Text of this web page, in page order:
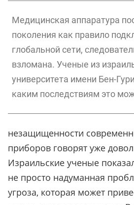
Медицинская аппаратура
поколения как правило
глобальной сети,
взломана. Ученые из
университета имени Бен-
каким последствиям это
незащищенности
приборов говорят уже
Израильские ученые
не просто надуманная
угроза, которая может